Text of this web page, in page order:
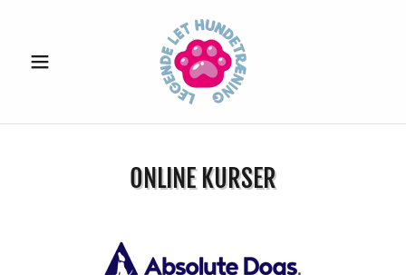
ONLINE KURSER